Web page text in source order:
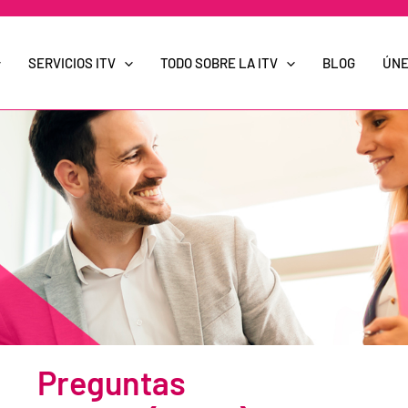
SERVICIOS ITV TODO SOBRE LA ITV BLOG
Preguntas